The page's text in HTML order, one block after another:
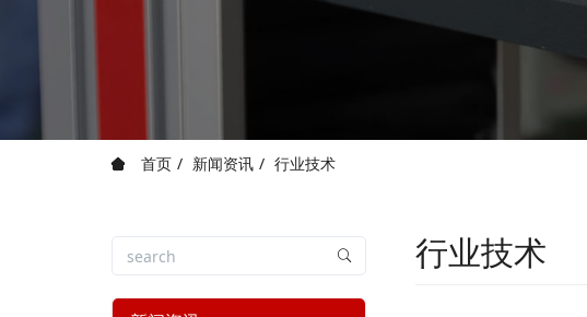
首页 新闻资讯 行业技术
行业技术